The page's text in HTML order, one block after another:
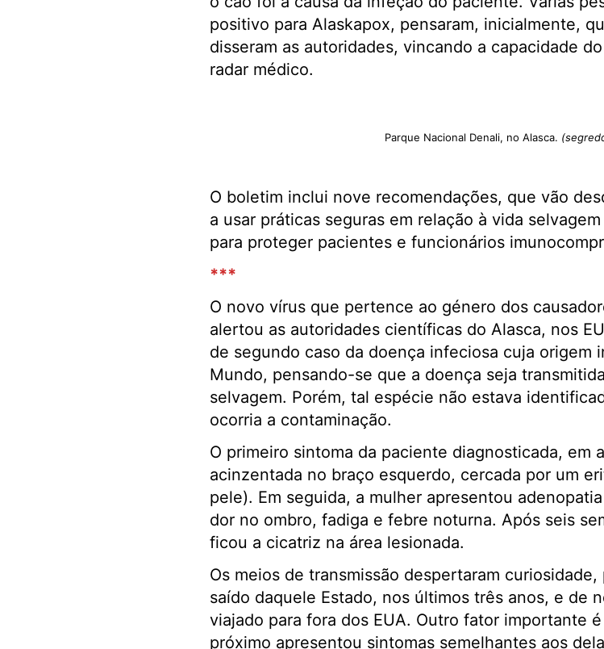
positivo para Alaskapox, pensaram, inicialmente,
disseram as autoridades, vincando a capacidade
radar médico.
Parque Nacional Denali, no Alasca.
O boletim inclui nove recomendações, que vão
a usar práticas seguras em relação à vida
para proteger pacientes e funcionários
***
O novo vírus que pertence ao género dos
alertou as autoridades científicas do Alasca, nos
de segundo caso da doença infeciosa cuja origem
Mundo, pensando-se que a doença seja
selvagem. Porém, tal espécie não estava
ocorria a contaminação.
O primeiro sintoma da paciente diagnosticada, em
acinzentada no braço esquerdo, cercada por um
pele). Em seguida, a mulher apresentou
dor no ombro, fadiga e febre noturna. Após seis
ficou a cicatriz na área lesionada.
Os meios de transmissão despertaram
saído daquele Estado, nos últimos três anos, e de
viajado para fora dos EUA. Outro fator importante
próximo apresentou sintomas semelhantes aos